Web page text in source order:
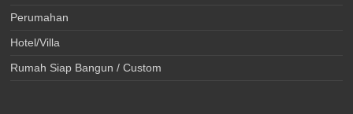
Perumahan
Hotel/Villa
Rumah Siap Bangun / Custom